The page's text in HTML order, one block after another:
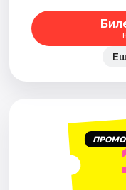
Рейтинги